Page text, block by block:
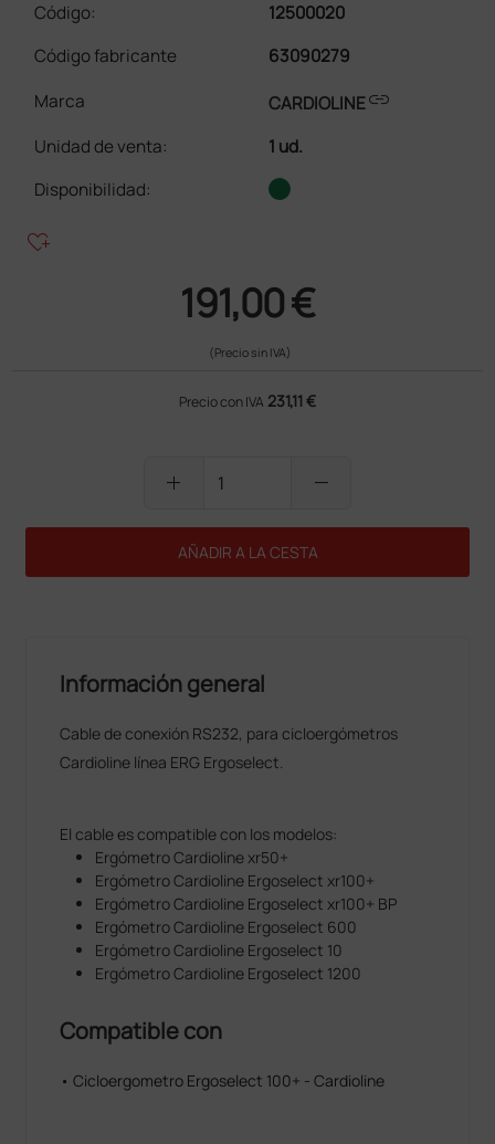
Código:
12500020
Código fabricante
63090279
Marca
CARDIOLINElink
Unidad de venta:
1 ud.
Disponibilidad:
heart_plus
191,00 €
(Precio sin IVA)
Precio con IVA 231,11 €
add remove
AÑADIR A LA CESTA
Información general
Cable de conexión RS232, para cicloergómetros
Cardioline línea ERG Ergoselect.
El cable es compatible con los modelos:
Ergómetro Cardioline xr50+
Ergómetro Cardioline Ergoselect xr100+
Ergómetro Cardioline Ergoselect xr100+ BP
Ergómetro Cardioline Ergoselect 600
Ergómetro Cardioline Ergoselect 10
Ergómetro Cardioline Ergoselect 1200
Compatible con
• Cicloergometro Ergoselect 100+ - Cardioline